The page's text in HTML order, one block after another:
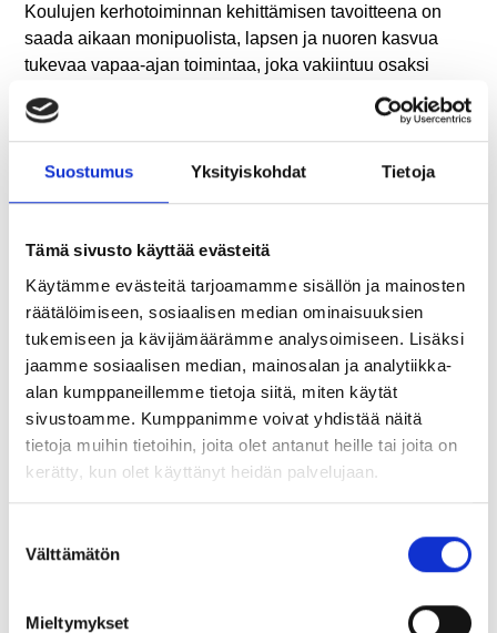
Suostumus Yksityiskohdat Tietoja
Tämä sivusto käyttää evästeitä
Käytämme evästeitä tarjoamamme sisällön ja mainosten
räätälöimiseen, sosiaalisen median ominaisuuksien
tukemiseen ja kävijämäärämme analysoimiseen. Lisäksi
jaamme sosiaalisen median, mainosalan ja analytiikka-
alan kumppaneillemme tietoja siitä, miten käytät
sivustoamme. Kumppanimme voivat yhdistää näitä
tietoja muihin tietoihin, joita olet antanut heille tai joita on
kerätty, kun olet käyttänyt heidän palvelujaan.
valinta
Välttämätön
Mieltymykset
Koulujen kerhotoiminnan kehittämisen tavoitteena on
saada aikaan monipuolista, lapsen ja nuoren kasvua
tukevaa vapaa-ajan toimintaa, joka vakiintuu osaksi
vapaaehtoista.
Koulujen kerhotoimintaa kehitetään siten, että toiminnan
harrastaa säännöllisesti. Näin pyritään siihen, että
kerhoharrastukseen läpi perusopetuksen.
Kerhotoiminnan kehittämisessä on tavoitteena myös
syventää kodin ja koulun yhteistyömuotoja. Koulut voivat
hyödyntää kerhotoiminnan järjestämisessä kolmannen
sektorin, koulun muiden sidosryhmien ja eri
hallintokuntien osaamista.
kodin ja koulun kasvatustyön tukeminen
mahdollisuuden antaminen sosiaalisten taitojen